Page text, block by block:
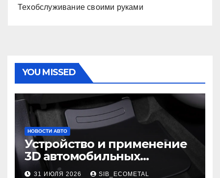
Техобслуживание своими руками
YOU MISSED
НОВОСТИ АВТО
Устройство и применение
3D автомобильных
ковриков
31 ИЮЛЯ 2026 SIB_ECOMETAL